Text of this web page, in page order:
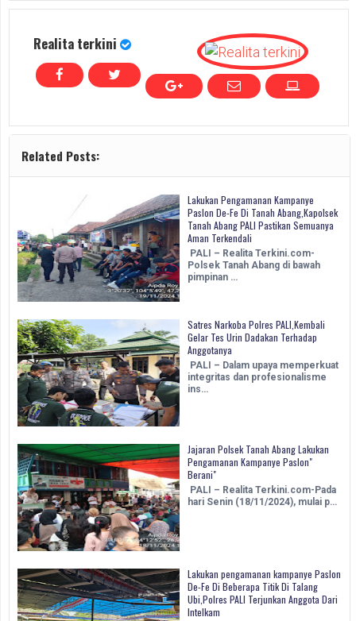
Realita terkini
Related Posts:
Lakukan Pengamanan Kampanye
Paslon De-Fe Di Tanah Abang,Kapolsek
Tanah Abang PALI Pastikan Semuanya
Aman Terkendali
PALI – Realita Terkini.com-
Polsek Tanah Abang di bawah
pimpinan …
Satres Narkoba Polres PALI,Kembali
Gelar Tes Urin Dadakan Terhadap
Anggotanya
PALI – Dalam upaya memperkuat
integritas dan profesionalisme
ins…
Jajaran Polsek Tanah Abang Lakukan
Pengamanan Kampanye Paslon"
Berani"
PALI – Realita Terkini.com-Pada
hari Senin (18/11/2024), mulai p…
Lakukan pengamanan kampanye Paslon
De-Fe Di Beberapa Titik Di Talang
Ubi,Polres PALI Terjunkan Anggota Dari
Intelkam